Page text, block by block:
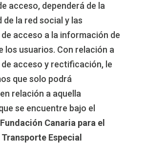
acceso, dependerá de la
la red social y las
acceso a la información de
los usuarios. Con relación a
de acceso y rectificación, le
que solo podrá
relación a aquella
se encuentre bajo el
Fundación Canaria para el
Especial